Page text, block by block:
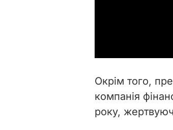
Окрім того,
компанія
року,